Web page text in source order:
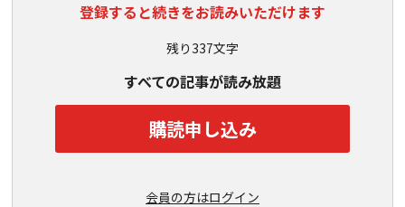
登録すると続きをお読みいただけます
残り337文字
すべての記事が読み放題
購読申し込み
会員の方はログイン